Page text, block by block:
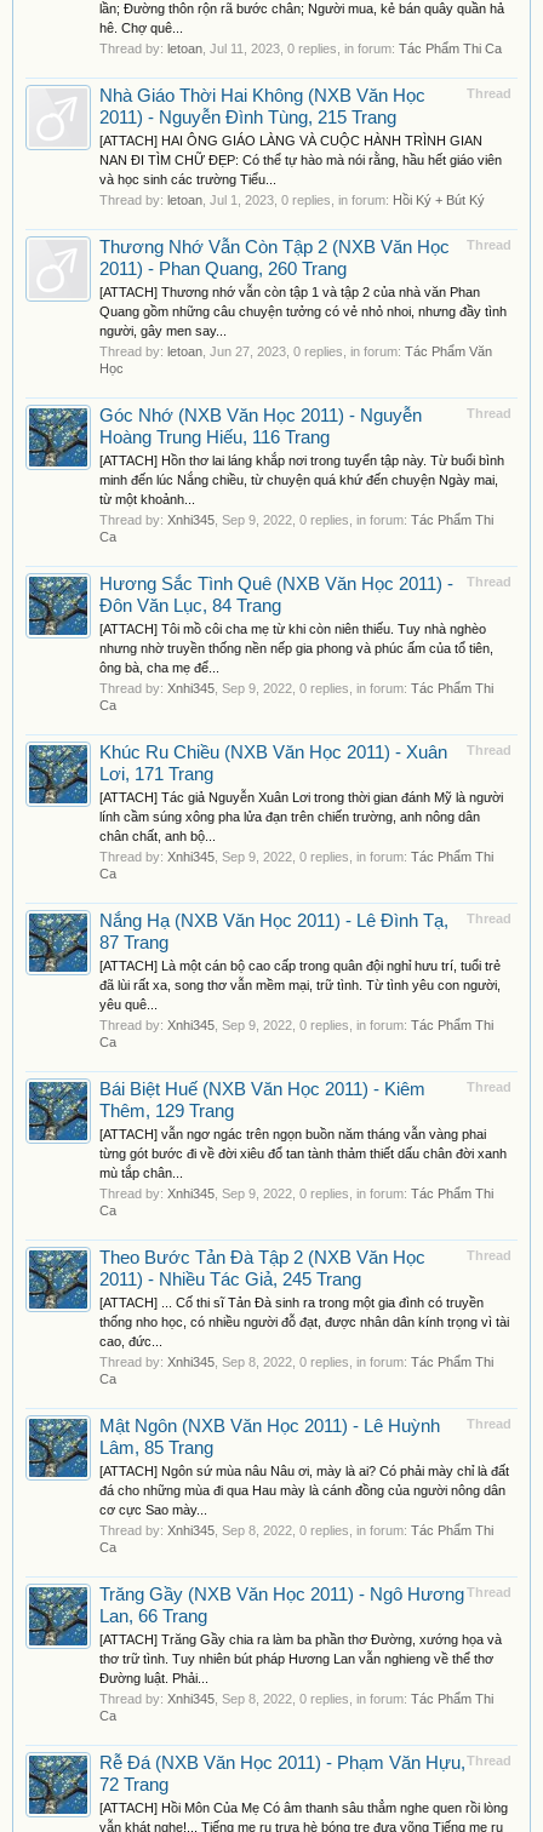
lần; Đường thôn rộn rã bước chân; Người mua, kẻ bán quây quần hả
hê. Chợ quê...
Thread by: letoan Jul 11, 2023 , 0 replies, in forum: Tác Phẩm Thi Ca
Thread
Nhà Giáo Thời Hai Không (NXB Văn Học
2011) - Nguyễn Đình Tùng, 215 Trang
[ATTACH] HAI ÔNG GIÁO LÀNG VÀ CUỘC HÀNH TRÌNH GIAN
NAN ĐI TÌM CHỮ ĐẸP: Có thể tự hào mà nói rằng, hầu hết giáo viên
và học sinh các trường Tiểu...
Thread by: letoan Jul 1, 2023 , 0 replies, in forum: Hồi Ký + Bút Ký
Thread
Thương Nhớ Vẫn Còn Tập 2 (NXB Văn Học
2011) - Phan Quang, 260 Trang
[ATTACH] Thương nhớ vẫn còn tập 1 và tập 2 của nhà văn Phan
Quang gồm những câu chuyện tưởng có vẻ nhỏ nhoi, nhưng đầy tình
người, gây men say...
Thread by: letoan Jun 27, 2023 , 0 replies, in forum: Tác Phẩm Văn
Học
Thread
Góc Nhớ (NXB Văn Học 2011) - Nguyễn
Hoàng Trung Hiếu, 116 Trang
[ATTACH] Hồn thơ lai láng khắp nơi trong tuyển tập này. Từ buổi bình
minh đến lúc Nắng chiều, từ chuyện quá khứ đến chuyện Ngày mai,
từ một khoảnh...
Thread by: Xnhi345 Sep 9, 2022 , 0 replies, in forum: Tác Phẩm Thi
Ca
Thread
Hương Sắc Tình Quê (NXB Văn Học 2011) -
Đôn Văn Lục, 84 Trang
[ATTACH] Tôi mồ côi cha mẹ từ khi còn niên thiếu. Tuy nhà nghèo
nhưng nhờ truyền thống nền nếp gia phong và phúc ấm của tổ tiên,
ông bà, cha mẹ để...
Thread by: Xnhi345 Sep 9, 2022 , 0 replies, in forum: Tác Phẩm Thi
Ca
Thread
Khúc Ru Chiều (NXB Văn Học 2011) - Xuân
Lơi, 171 Trang
[ATTACH] Tác giả Nguyễn Xuân Lơi trong thời gian đánh Mỹ là người
lính cầm súng xông pha lửa đạn trên chiến trường, anh nông dân
chân chất, anh bộ...
Thread by: Xnhi345 Sep 9, 2022 , 0 replies, in forum: Tác Phẩm Thi
Ca
Thread
Nắng Hạ (NXB Văn Học 2011) - Lê Đình Tạ,
87 Trang
[ATTACH] Là một cán bộ cao cấp trong quân đội nghỉ hưu trí, tuổi trẻ
đã lùi rất xa, song thơ vẫn mềm mại, trữ tình. Từ tình yêu con người,
yêu quê...
Thread by: Xnhi345 Sep 9, 2022 , 0 replies, in forum: Tác Phẩm Thi
Ca
Thread
Bái Biệt Huế (NXB Văn Học 2011) - Kiêm
Thêm, 129 Trang
[ATTACH] vẫn ngơ ngác trên ngọn buồn năm tháng vẫn vàng phai
từng gót bước đi về đời xiêu đổ tan tành thảm thiết dấu chân đời xanh
mù tắp chân...
Thread by: Xnhi345 Sep 9, 2022 , 0 replies, in forum: Tác Phẩm Thi
Ca
Thread
Theo Bước Tản Đà Tập 2 (NXB Văn Học
2011) - Nhiều Tác Giả, 245 Trang
[ATTACH] ... Cố thi sĩ Tản Đà sinh ra trong một gia đình có truyền
thống nho học, có nhiều người đỗ đạt, được nhân dân kính trọng vì tài
cao, đức...
Thread by: Xnhi345 Sep 8, 2022 , 0 replies, in forum: Tác Phẩm Thi
Ca
Thread
Mật Ngôn (NXB Văn Học 2011) - Lê Huỳnh
Lâm, 85 Trang
[ATTACH] Ngôn sứ mùa nâu Nâu ơi, mày là ai? Có phải mày chỉ là đất
đá cho những mùa đi qua Hau mày là cánh đồng của người nông dân
cơ cực Sao mày...
Thread by: Xnhi345 Sep 8, 2022 , 0 replies, in forum: Tác Phẩm Thi
Ca
Thread
Trăng Gầy (NXB Văn Học 2011) - Ngô Hương
Lan, 66 Trang
[ATTACH] Trăng Gầy chia ra làm ba phần thơ Đường, xướng họa và
thơ trữ tình. Tuy nhiên bút pháp Hương Lan vẫn nghieng về thể thơ
Đường luật. Phải...
Thread by: Xnhi345 Sep 8, 2022 , 0 replies, in forum: Tác Phẩm Thi
Ca
Thread
Rễ Đá (NXB Văn Học 2011) - Phạm Văn Hựu,
72 Trang
[ATTACH] Hồi Môn Của Mẹ Có âm thanh sâu thẳm nghe quen rồi lòng
vẫn khát nghe!... Tiếng mẹ ru trưa hè bóng tre đưa võng Tiếng mẹ ru